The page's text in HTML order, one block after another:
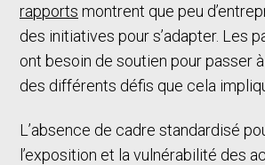
rapports montrent que peu
des initiatives pour s’adapter. Les
ont besoin de soutien pour passer à
des différents défis que cela
L’absence de cadre standardisé
l’exposition et la vulnérabilité des